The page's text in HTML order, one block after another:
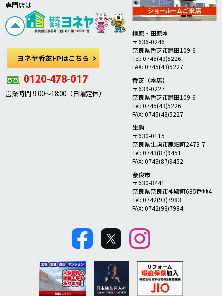
専門店は
ヨネヤ香芝HPはこちら
営業時間 9:00～18:00（日曜定休）
橿原・田原本
〒636-0246
奈良県香芝市鎌田109-6
Tel: 0745(43)5226
FAX: 0745(43)5227
香芝（本店）
〒639-0227
奈良県香芝市鎌田109-6
Tel: 0745(43)5226
FAX: 0745(43)5227
生駒
〒630-0115
奈良県生駒市鹿畑町2473-7
Tel: 0743(87)9451
FAX: 0743(87)9452
奈良市
〒630-8441
奈良県奈良市神殿町685番地4
Tel: 0742(93)7983
FAX: 0742(93)7984